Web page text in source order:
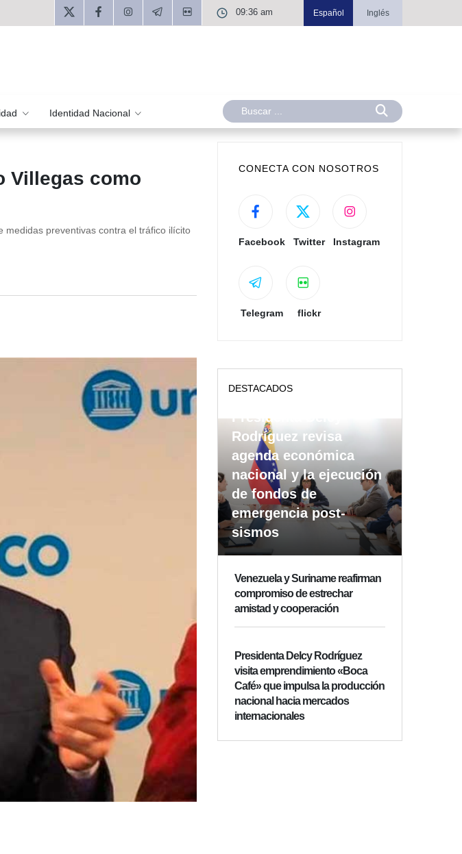
09:36 am Español Inglés
Identidad Nacional
Villegas como
medidas preventivas contra el tráfico ilícito
CONECTA CON NOSOTROS
Facebook Twitter Instagram
Telegram flickr
DESTACADOS
Presidenta Delcy
Rodríguez revisa
agenda económica
nacional y la ejecución
de fondos de
emergencia post-
sismos
Venezuela y Suriname reafirman
compromiso de estrechar
amistad y cooperación
Presidenta Delcy Rodríguez
visita emprendimiento «Boca
Café» que impulsa la producción
nacional hacia mercados
internacionales